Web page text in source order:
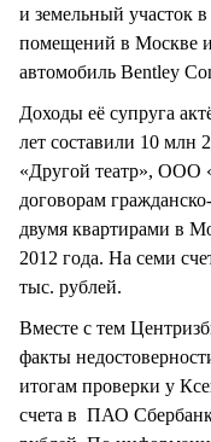
и земельный участок
помещений в Москве
автомобиль Bentley
Доходы её супруга
лет составили 10 млн
«Другой театр», ООО
договорам
двумя квартирами в
2012 года. На семи
тыс. рублей.
Вместе с тем
факты
итогам проверки у
счета в ПАО